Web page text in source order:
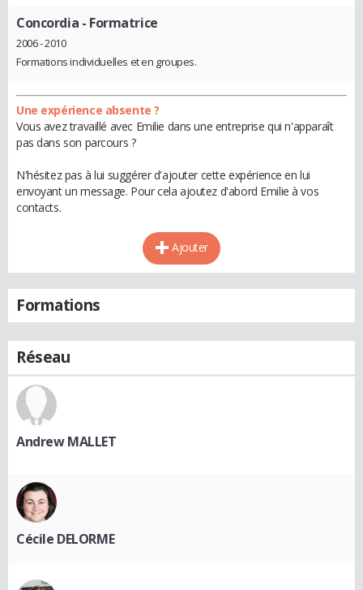
Concordia - Formatrice
2006 - 2010
Formations individuelles et en groupes.
Une expérience absente ?
Vous avez travaillé avec Emilie dans une entreprise qui n'apparaît
pas dans son parcours ?
N'hésitez pas à lui suggérer d'ajouter cette expérience en lui
envoyant un message. Pour cela ajoutez d'abord Emilie à vos
contacts.
Ajouter
Formations
Réseau
Andrew MALLET
Cécile DELORME